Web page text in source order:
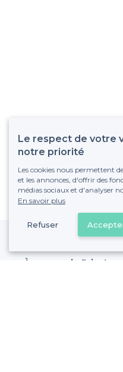
À propos de
Le respect de votre
notre priorité
Les cookies nous permettent
et les annonces, d'offrir des
médias sociaux et d'analyser
En savoir plus
Refuser